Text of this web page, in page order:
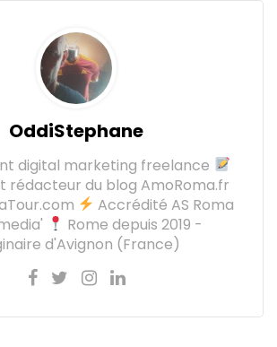
OddiStephane
digital marketing freelance
rédacteur du blog AmoRoma.fr
Accrédité AS Roma
Rome depuis 2019 -
d'Avignon (France)